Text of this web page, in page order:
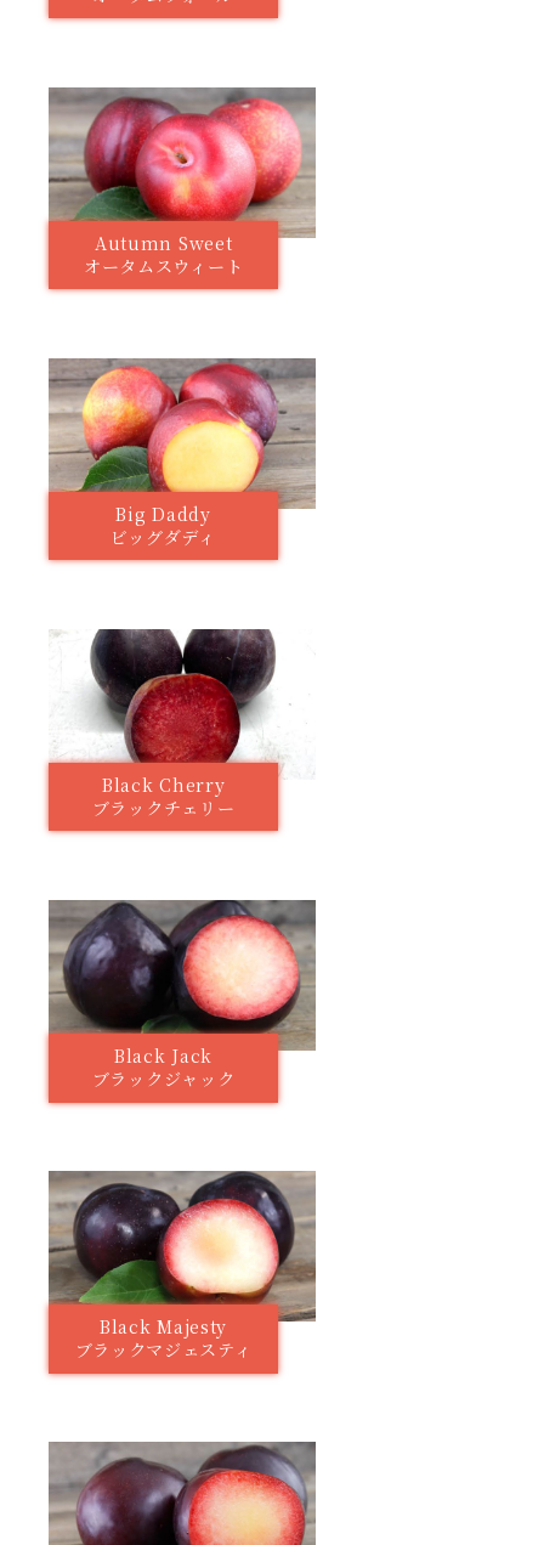
Autumn Sweet
オータムスウィート
Big Daddy
ビッグダディ
Black Cherry
ブラックチェリー
Black Jack
ブラックジャック
Black Majesty
ブラックマジェスティ